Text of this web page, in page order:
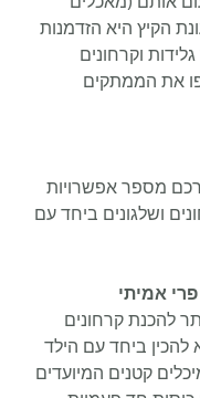
הקיץ היא הזדמנות
וקרחונים
את הממתקים
מספר אפשרויות
ושלגונים ביחד עם
להכנת קרחונים
ביחד עם הילד
קטנים המיועדים